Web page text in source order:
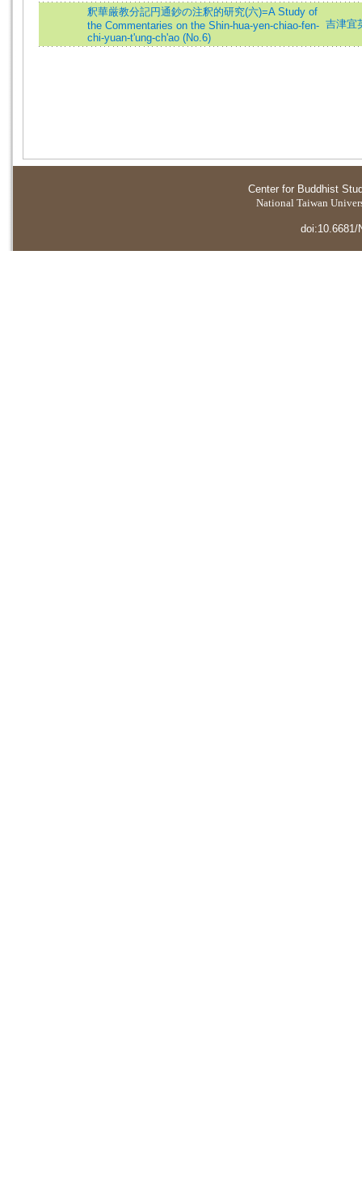
釈華厳教分記円通鈔の注釈的研究(六)=A Study of
the Commentaries on the Shin-hua-yen-chiao-fen-
chi-yuan-t'ung-ch'ao (No.6)
吉津宜
Center for Buddhist
National Taiwan
doi:10.6681/